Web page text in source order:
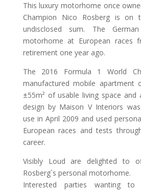
This luxury motorhome once
Champion Nico Rosberg is on
undisclosed sum. The
motorhome at European races
retirement one year ago.
The 2016 Formula 1 World
manufactured mobile apartment
±55m² of usable living space and
design by Maison V Interiors
use in April 2009 and used
European races and tests
career.
Visibly Loud are delighted to
Rosberg`s personal motorhome.
Interested parties wanting